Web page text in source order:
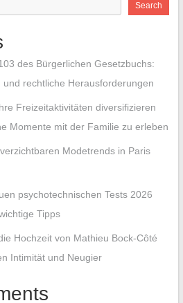
Search
des Bürgerlichen Gesetzbuchs:
und rechtliche Herausforderungen
Freizeitaktivitäten diversifizieren
Momente mit der Familie zu erleben
Modetrends in Paris
psychotechnischen Tests 2026
Tipps
Hochzeit von Mathieu Bock-Côté
Intimität und Neugier